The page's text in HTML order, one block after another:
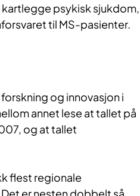
psykisk sjukdom,
til MS-pasienter.
og innovasjon i
annet lese at tallet på
og at tallet
flest regionale